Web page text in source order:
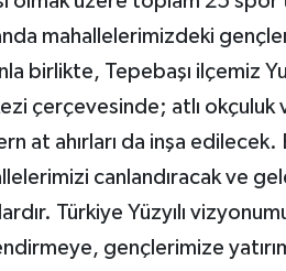
mahallelerimizdeki
birlikte, Tepebaşı ilçemiz
çerçevesinde; atlı okçuluk
at ahırları da inşa
canlandıracak ve
Türkiye Yüzyılı
gençlerimize